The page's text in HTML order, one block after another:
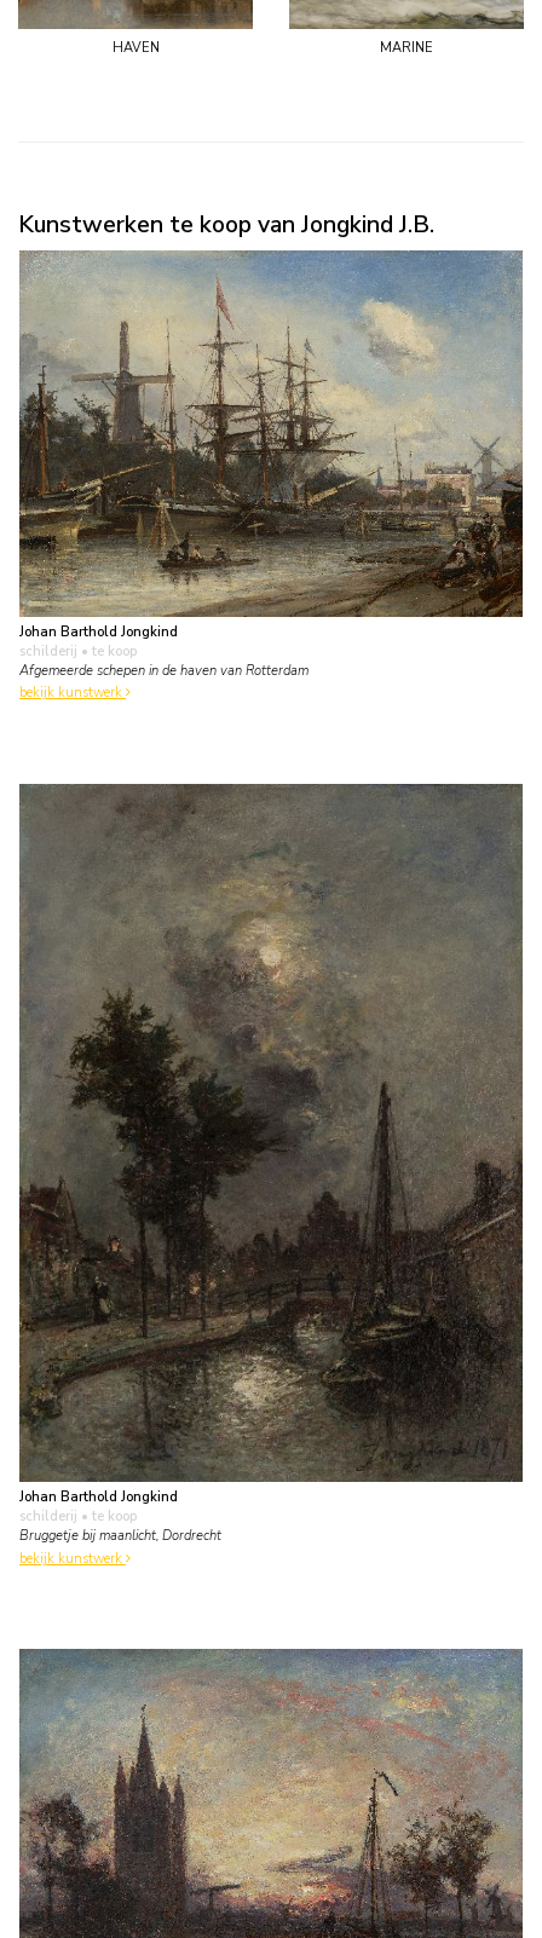
haven marine
Kunstwerken te koop van Jongkind J.B.
Johan Barthold Jongkind
schilderij • te koop
Afgemeerde schepen in de haven van Rotterdam
bekijk kunstwerk
Johan Barthold Jongkind
schilderij • te koop
Bruggetje bij maanlicht, Dordrecht
bekijk kunstwerk